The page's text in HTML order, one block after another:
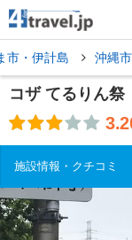
市・伊計島 沖縄
コザ てるりん祭
施設情報・クチコミ